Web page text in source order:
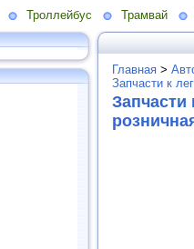
Троллейбус Трамвай
Главная >
Запчасти к